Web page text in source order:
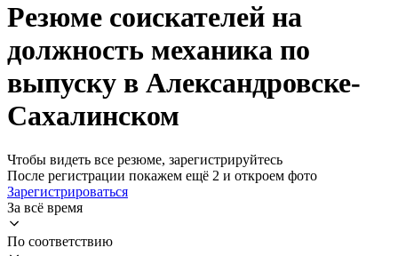
Резюме соискателей на
должность механика по
выпуску в Александровске-
Сахалинском
Чтобы видеть все резюме, зарегистрируйтесь
После регистрации покажем ещё 2 и откроем фото
Зарегистрироваться
За всё время
По соответствию